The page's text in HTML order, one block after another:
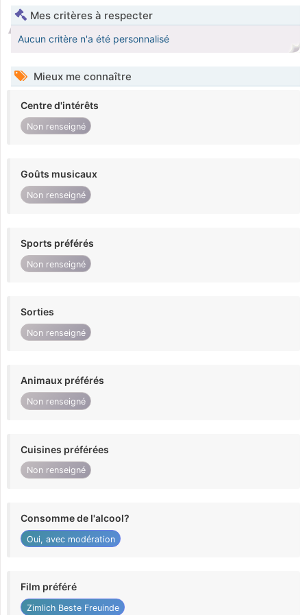
Mes critères à respecter
Aucun critère n'a été personnalisé
Mieux me connaître
Centre d'intérêts
Non renseigné
Goûts musicaux
Non renseigné
Sports préférés
Non renseigné
Sorties
Non renseigné
Animaux préférés
Non renseigné
Cuisines préférées
Non renseigné
Consomme de l'alcool?
Oui, avec modération
Film préféré
Zimlich Beste Freuinde